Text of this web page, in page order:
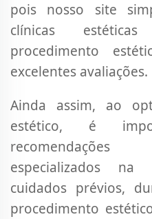
pois nosso site
clínicas
procedimento
excelentes avaliações.
Ainda assim, ao
estético, é
especializados
cuidados prévios,
procedimento